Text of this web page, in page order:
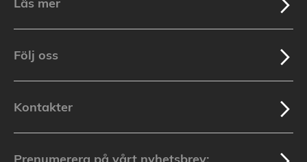
Följ oss
Kontakter